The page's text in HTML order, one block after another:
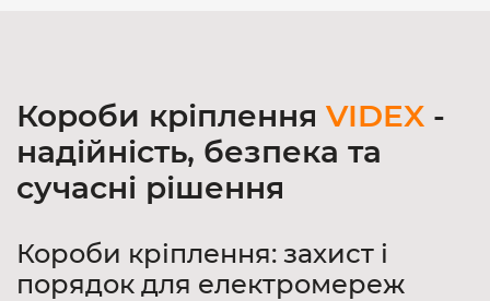
Короби кріплення VIDEX -
надійність, безпека та
сучасні рішення
Короби кріплення: захист і
порядок для електромереж